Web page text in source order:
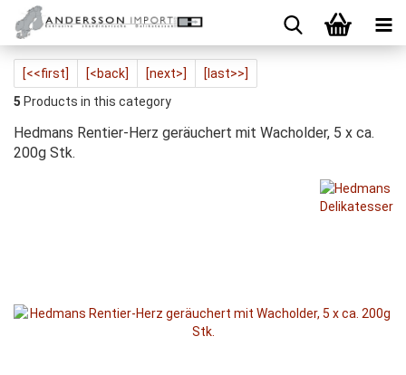
[<<first] [<back] [next>]
[last>>]
5 Products in this category
Hedmans Rentier-Herz geräuchert mit Wacholder, 5 x ca.
200g Stk.